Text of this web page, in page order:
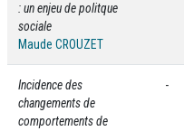
: un enjeu de politque
sociale
Maude CROUZET
Incidence des
changements de
comportements de
-